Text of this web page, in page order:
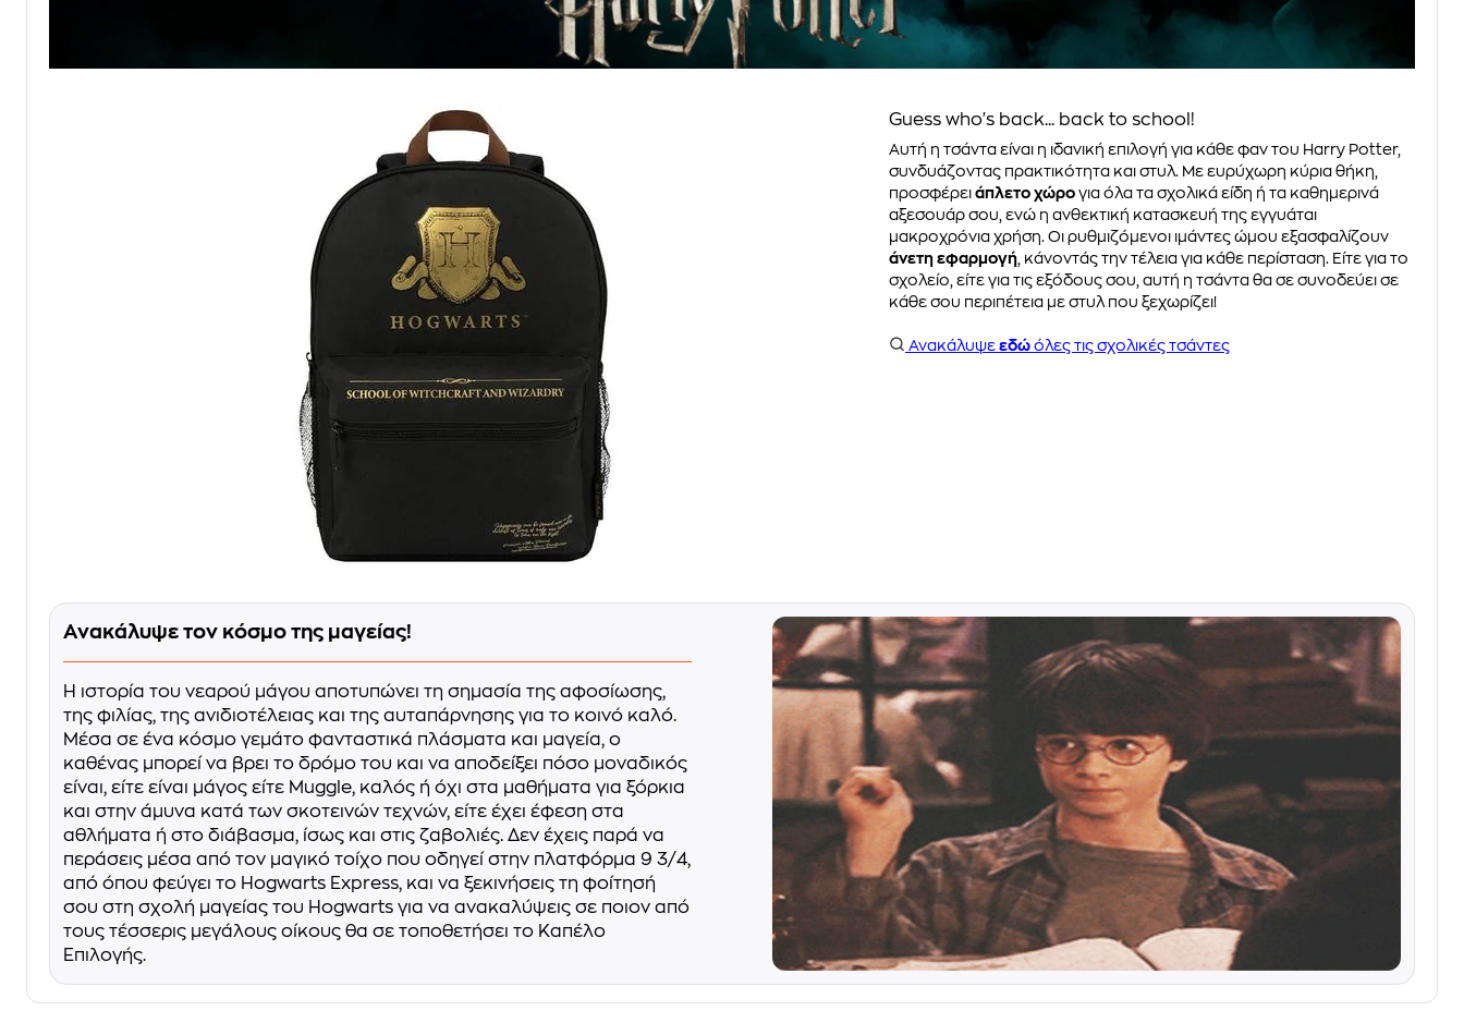
Guess who's back... back to school!
Αυτή η τσάντα είναι η ιδανική επιλογή για κάθε φαν του Harry Potter,
συνδυάζοντας πρακτικότητα και στυλ. Με ευρύχωρη κύρια θήκη,
προσφέρει άπλετο χώρο για όλα τα σχολικά είδη ή τα καθημερινά
αξεσουάρ σου, ενώ η ανθεκτική κατασκευή της εγγυάται
μακροχρόνια χρήση. Οι ρυθμιζόμενοι ιμάντες ώμου εξασφαλίζουν
άνετη εφαρμογή , κάνοντάς την τέλεια για κάθε περίσταση. Είτε για το
σχολείο, είτε για τις εξόδους σου, αυτή η τσάντα θα σε συνοδεύει σε
κάθε σου περιπέτεια με στυλ που ξεχωρίζει!
Ανακάλυψε εδώ όλες τις σχολικές τσάντες
Ανακάλυψε τον κόσμο της μαγείας!
Η ιστορία του νεαρού μάγου αποτυπώνει τη σημασία της αφοσίωσης,
της φιλίας, της ανιδιοτέλειας και της αυταπάρνησης για το κοινό καλό.
Μέσα σε ένα κόσμο γεμάτο φανταστικά πλάσματα και μαγεία, ο
καθένας μπορεί να βρει το δρόμο του και να αποδείξει πόσο μοναδικός
είναι, είτε είναι μάγος είτε Muggle, καλός ή όχι στα μαθήματα για ξόρκια
και στην άμυνα κατά των σκοτεινών τεχνών, είτε έχει έφεση στα
αθλήματα ή στο διάβασμα, ίσως και στις ζαβολιές. Δεν έχεις παρά να
περάσεις μέσα από τον μαγικό τοίχο που οδηγεί στην πλατφόρμα 9 3/4,
από όπου φεύγει το Hogwarts Express, και να ξεκινήσεις τη φοίτησή
σου στη σχολή μαγείας του Hogwarts για να ανακαλύψεις σε ποιον από
τους τέσσερις μεγάλους οίκους θα σε τοποθετήσει το Καπέλο
Επιλογής.